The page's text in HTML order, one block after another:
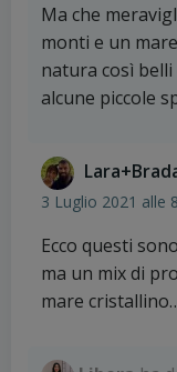
Ma che
monti e un
natura così
alcune piccole
3 Luglio 2021 alle
Ecco questi
ma un mix di
mare